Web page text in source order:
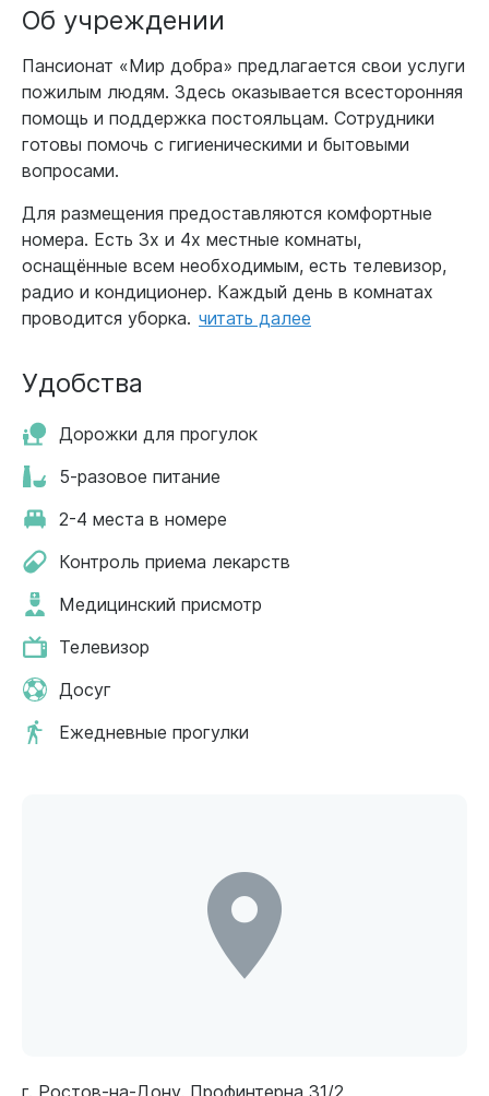
Об учреждении
Пансионат «Мир добра» предлагается свои услуги
пожилым людям. Здесь оказывается всесторонняя
помощь и поддержка постояльцам. Сотрудники
готовы помочь с гигиеническими и бытовыми
вопросами.
Для размещения предоставляются комфортные
номера. Есть 3х и 4х местные комнаты,
оснащённые всем необходимым, есть телевизор,
радио и кондиционер. Каждый день в комнатах
проводится уборка. читать далее
Удобства
Дорожки для прогулок
5-разовое питание
2-4 места в номере
Контроль приема лекарств
Медицинский присмотр
Телевизор
Досуг
Ежедневные прогулки
г. Ростов-на-Дону, Профинтерна 31/2